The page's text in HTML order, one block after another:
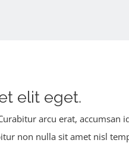
elit eget.
arcu erat, accumsan
non nulla sit amet nisl